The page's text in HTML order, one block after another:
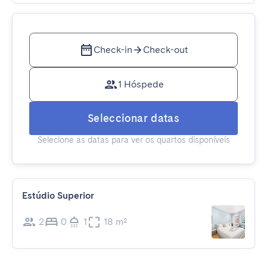
Check-in Check-out
1 Hóspede
Seleccionar datas
Selecione as datas para ver os quartos disponíveis
Estúdio Superior
2 0 1 18 m²